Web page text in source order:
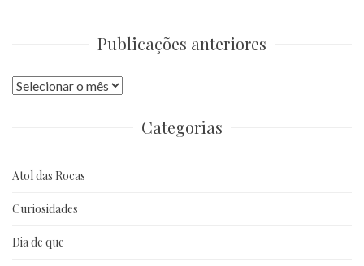
Publicações anteriores
Publicações
Categorias
Atol das Rocas
Curiosidades
Dia de que